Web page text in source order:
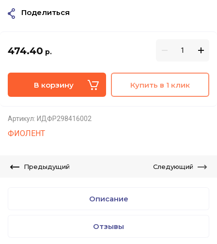
474.40 р.
В корзину Купить в 1 клик
Артикул: ИДФР298416002
ФИОЛЕНТ
Поделиться
Предыдущий Следующий
Описание
Отзывы